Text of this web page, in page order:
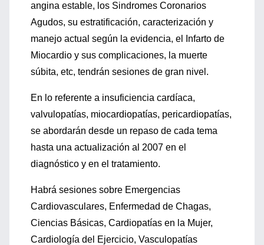
angina estable, los Sindromes Coronarios
Agudos, su estratificación, caracterización y
manejo actual según la evidencia, el Infarto de
Miocardio y sus complicaciones, la muerte
súbita, etc, tendrán sesiones de gran nivel.
En lo referente a insuficiencia cardíaca,
valvulopatías, miocardiopatías, pericardiopatías,
se abordarán desde un repaso de cada tema
hasta una actualización al 2007 en el
diagnóstico y en el tratamiento.
Habrá sesiones sobre Emergencias
Cardiovasculares, Enfermedad de Chagas,
Ciencias Básicas, Cardiopatías en la Mujer,
Cardiología del Ejercicio, Vasculopatías